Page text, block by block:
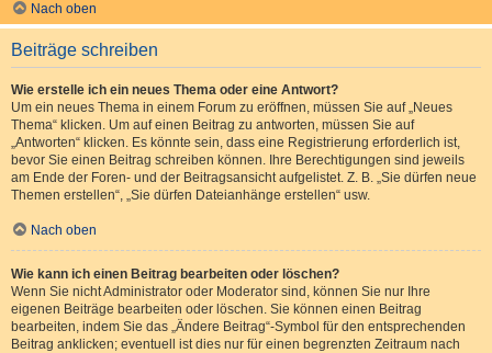
Nach oben
Beiträge schreiben
Wie erstelle ich ein neues Thema oder eine Antwort?
Um ein neues Thema in einem Forum zu eröffnen, müssen Sie auf „Neues
Thema“ klicken. Um auf einen Beitrag zu antworten, müssen Sie auf
„Antworten“ klicken. Es könnte sein, dass eine Registrierung erforderlich ist,
bevor Sie einen Beitrag schreiben können. Ihre Berechtigungen sind jeweils
am Ende der Foren- und der Beitragsansicht aufgelistet. Z. B. „Sie dürfen neue
Themen erstellen“, „Sie dürfen Dateianhänge erstellen“ usw.
Nach oben
Wie kann ich einen Beitrag bearbeiten oder löschen?
Wenn Sie nicht Administrator oder Moderator sind, können Sie nur Ihre
eigenen Beiträge bearbeiten oder löschen. Sie können einen Beitrag
bearbeiten, indem Sie das „Ändere Beitrag“-Symbol für den entsprechenden
Beitrag anklicken; eventuell ist dies nur für einen begrenzten Zeitraum nach